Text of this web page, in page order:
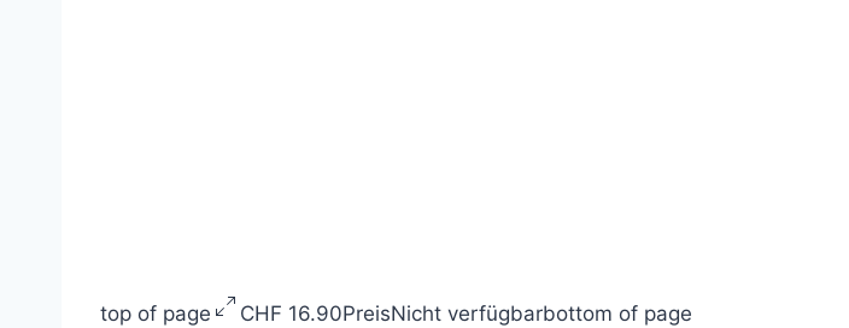
top of page CHF 16.90PreisNicht verfügbarbottom of page